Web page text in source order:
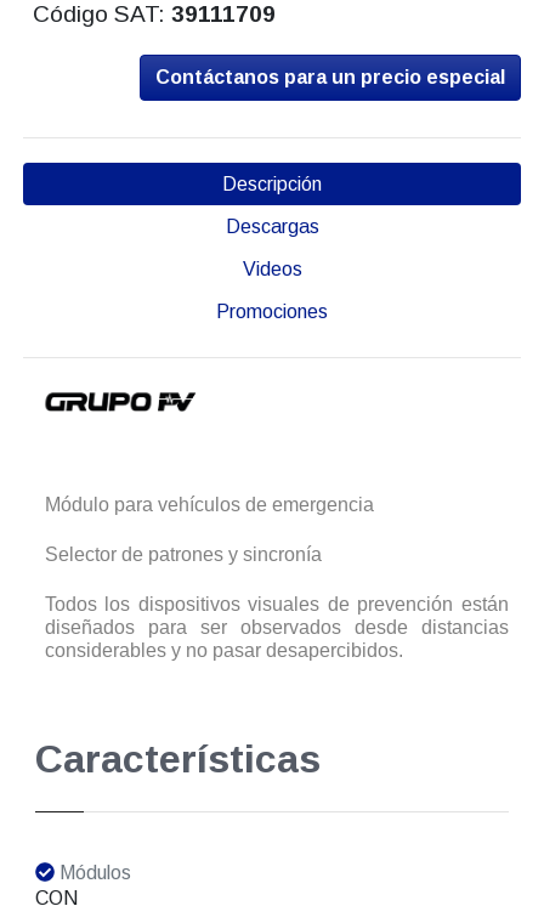
Código SAT:39111709
Contáctanos para un precio especial
Descripción
Descargas
Videos
Promociones
Módulo para vehículos de emergencia
Selector de patrones y sincronía
Todos los dispositivos visuales de prevención están
diseñados para ser observados desde distancias
considerables y no pasar desapercibidos.
Características
Módulos
CON